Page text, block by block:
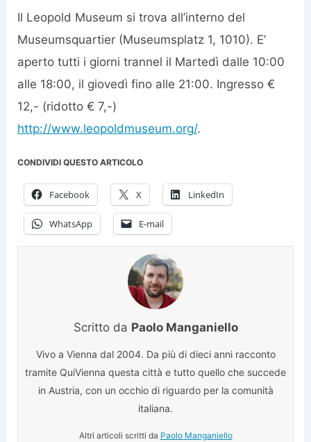
Il Leopold Museum si trova all’interno del
Museumsquartier (Museumsplatz 1, 1010). E’
aperto tutti i giorni trannel il Martedì dalle 10:00
alle 18:00, il giovedì fino alle 21:00. Ingresso €
12,- (ridotto € 7,-)
http://www.leopoldmuseum.org/.
CONDIVIDI QUESTO ARTICOLO
Facebook X LinkedIn
WhatsApp E-mail
Scritto da Paolo Manganiello
Vivo a Vienna dal 2004. Da più di dieci anni racconto
tramite QuiVienna questa città e tutto quello che succede
in Austria, con un occhio di riguardo per la comunità
italiana.
Altri articoli scritti da Paolo Manganiello